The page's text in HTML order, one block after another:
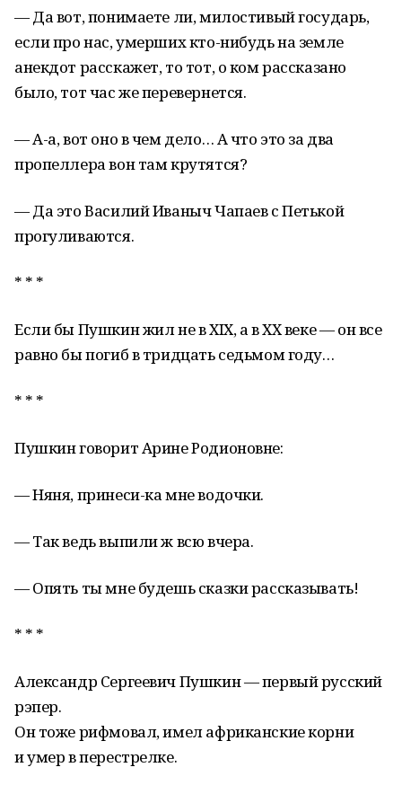
— Да вот, понимаете ли, милостивый государь,
если про нас, умерших кто-нибудь на земле
анекдот расскажет, то тот, о ком рассказано
было, тот час же перевернется.
— А-а, вот оно в чем дело… А что это за два
пропеллера вон там крутятся?
— Да это Василий Иваныч Чапаев с Петькой
прогуливаются.
* * *
Если бы Пушкин жил не в ХIХ, а в ХХ веке — он все
равно бы погиб в тридцать седьмом году…
* * *
Пушкин говорит Арине Родионовне:
— Няня, принеси-ка мне водочки.
— Так ведь выпили ж всю вчера.
— Опять ты мне будешь сказки рассказывать!
* * *
Александр Сергеевич Пушкин — первый русский
рэпер.
Он тоже рифмовал, имел африканские корни
и умер в перестрелке.